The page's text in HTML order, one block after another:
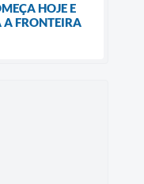
HOJE E
A FRONTEIRA